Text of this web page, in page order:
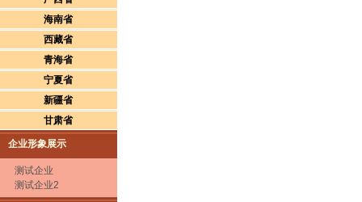
海南省
西藏省
青海省
宁夏省
新疆省
甘肃省
企业形象展示
测试企业
测试企业2